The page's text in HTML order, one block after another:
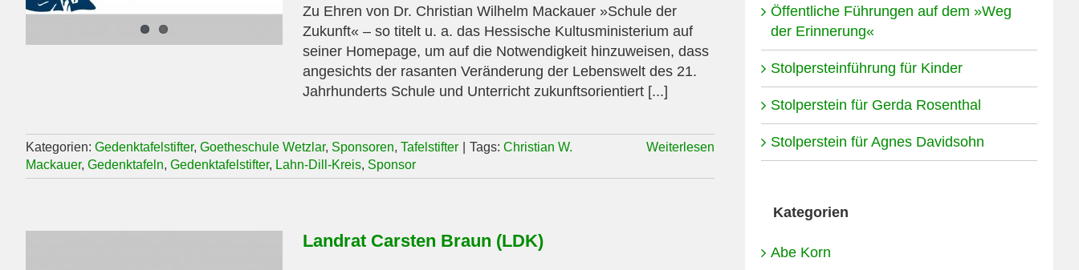
Zu Ehren von Dr. Christian Wilhelm Mackauer »Schule der
Zukunft« – so titelt u. a. das Hessische Kultusministerium auf
seiner Homepage, um auf die Notwendigkeit hinzuweisen, dass
angesichts der rasanten Veränderung der Lebenswelt des 21.
Jahrhunderts Schule und Unterricht zukunftsorientiert [...]
Kategorien: Gedenktafelstifter, Goetheschule Wetzlar, Sponsoren, Tafelstifter Tags: Christian W.
Mackauer, Gedenktafeln, Gedenktafelstifter, Lahn-Dill-Kreis, Sponsor
Weiterlesen
Landrat Carsten Braun (LDK)
Öffentliche Führungen auf dem »Weg
der Erinnerung«
Stolpersteinführung für Kinder
Stolperstein für Gerda Rosenthal
Stolperstein für Agnes Davidsohn
Kategorien
Abe Korn